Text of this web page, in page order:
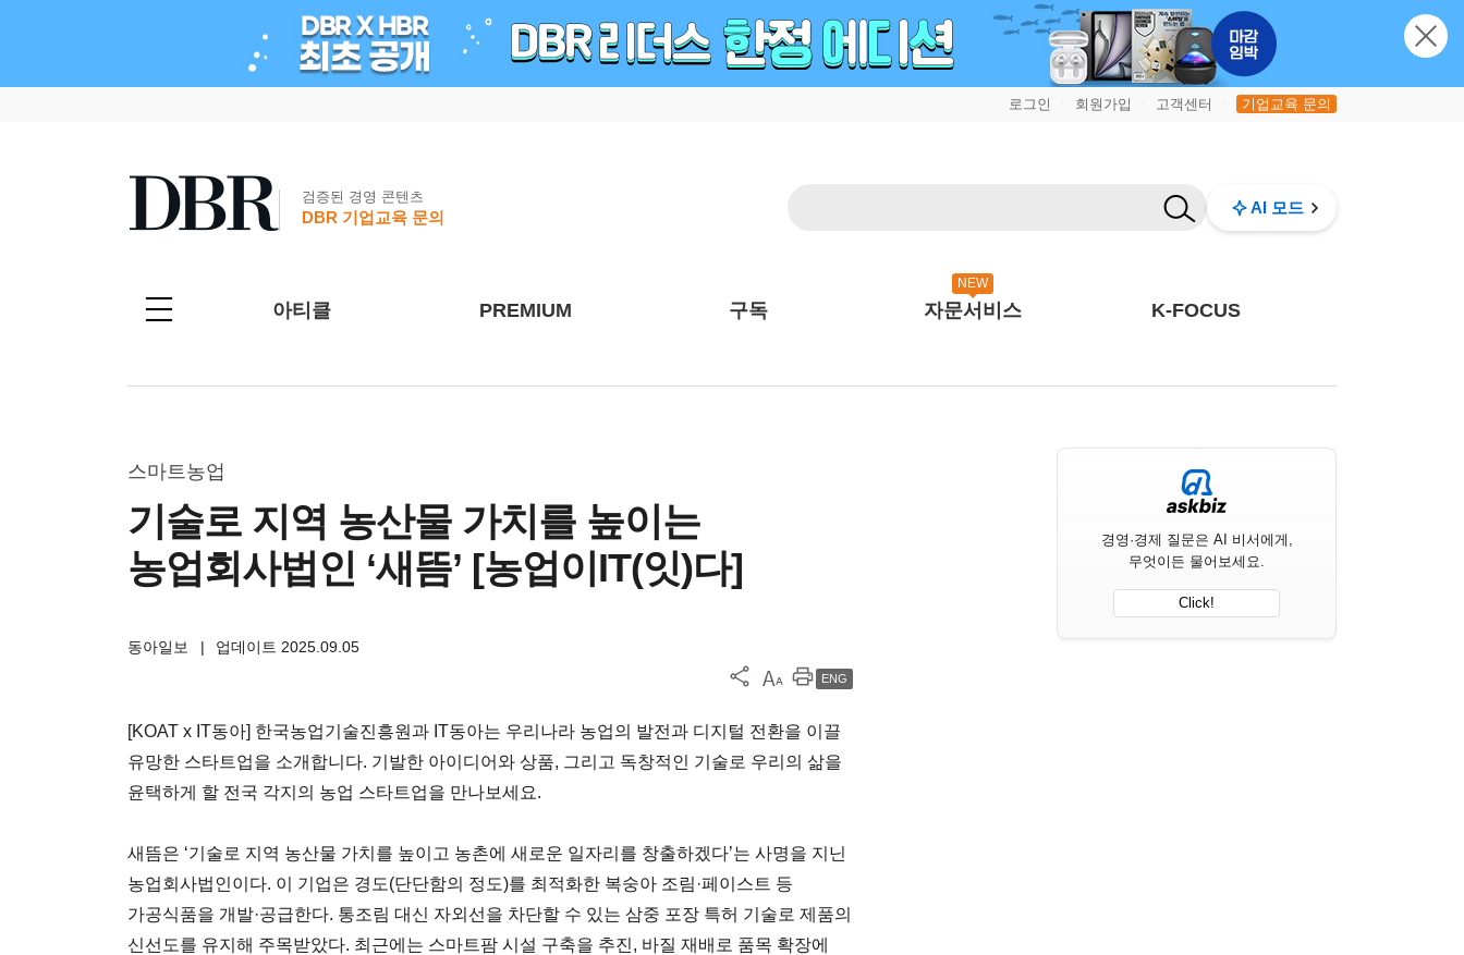
로그인 회원가입 고객센터 기업교육 문의
검증된 경영 콘텐츠
DBR 기업교육 문의
AI 모드
아티클 PREMIUM 구독
NEW
자문서비스 K-FOCUS
스마트농업
기술로 지역 농산물 가치를 높이는
농업회사법인 ‘새뜸’ [농업이IT(잇)다]
동아일보 | 업데이트 2025.09.05
ENG
[KOAT x IT동아] 한국농업기술진흥원과 IT동아는 우리나라 농업의 발전과 디지털 전환을 이끌
유망한 스타트업을 소개합니다. 기발한 아이디어와 상품, 그리고 독창적인 기술로 우리의 삶을
윤택하게 할 전국 각지의 농업 스타트업을 만나보세요.
새뜸은 ‘기술로 지역 농산물 가치를 높이고 농촌에 새로운 일자리를 창출하겠다’는 사명을 지닌
농업회사법인이다. 이 기업은 경도(단단함의 정도)를 최적화한 복숭아 조림·페이스트 등
가공식품을 개발·공급한다. 통조림 대신 자외선을 차단할 수 있는 삼중 포장 특허 기술로 제품의
신선도를 유지해 주목받았다. 최근에는 스마트팜 시설 구축을 추진, 바질 재배로 품목 확장에
경영·경제 질문은 AI 비서에게,
무엇이든 물어보세요.
Click!